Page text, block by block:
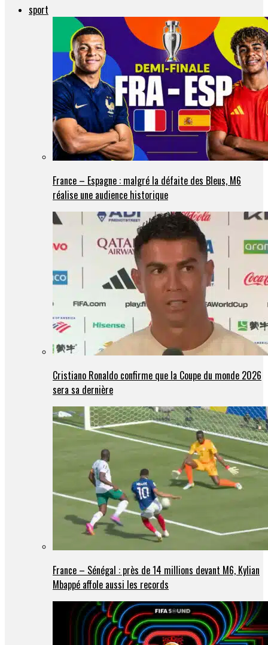
sport
France – Espagne : malgré la défaite des Bleus, M6
réalise une audience historique
Cristiano Ronaldo confirme que la Coupe du monde 2026
sera sa dernière
France – Sénégal : près de 14 millions devant M6, Kylian
Mbappé affole aussi les records